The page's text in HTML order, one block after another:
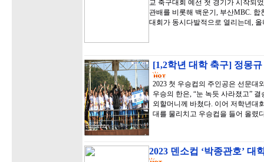
교 축구대회 예선 첫 경기가 시작되
관배를 비롯해 백운기, 부산MBC.
대회가 동시다발적으로 열리는데,
[1,2학년 대학 축구] 정몽
2023 첫 우승컵의 주인공은 선문대
우승의 한은, “눈 녹듯 사라졌고”
외할머니께 바쳤다. 이어 저학년대
대를 물리치고 우승컵을 들어 올렸
2023 덴소컵 ‘박종관호’